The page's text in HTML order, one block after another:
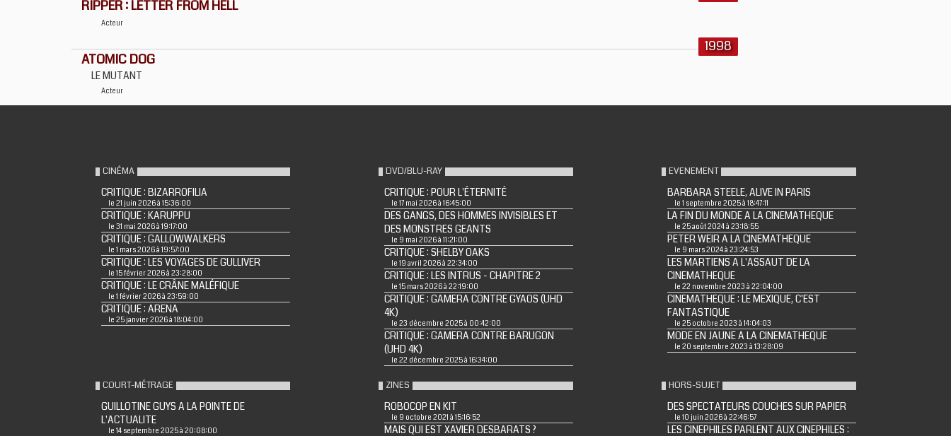
RIPPER : LETTER FROM HELL
Acteur
1998
ATOMIC DOG
LE MUTANT
Acteur
CINÉMA
CRITIQUE : BIZARROFILIA
le 21 juin 2026 à 15:36:00
CRITIQUE : KARUPPU
le 31 mai 2026 à 19:17:00
CRITIQUE : GALLOWWALKERS
le 1 mars 2026 à 19:57:00
CRITIQUE : LES VOYAGES DE GULLIVER
le 15 février 2026 à 23:28:00
CRITIQUE : LE CRÂNE MALÉFIQUE
le 1 février 2026 à 23:59:00
CRITIQUE : ARENA
le 25 janvier 2026 à 18:04:00
DVD/BLU-RAY
CRITIQUE : POUR L'ÉTERNITÉ
le 17 mai 2026 à 16:45:00
DES GANGS, DES HOMMES INVISIBLES ET
DES MONSTRES GEANTS
le 9 mai 2026 à 11:21:00
CRITIQUE : SHELBY OAKS
le 19 avril 2026 à 22:34:00
CRITIQUE : LES INTRUS - CHAPITRE 2
le 15 mars 2026 à 22:19:00
CRITIQUE : GAMERA CONTRE GYAOS (UHD
4K)
le 23 décembre 2025 à 00:42:00
CRITIQUE : GAMERA CONTRE BARUGON
(UHD 4K)
le 22 décembre 2025 à 16:34:00
EVENEMENT
BARBARA STEELE, ALIVE IN PARIS
le 1 septembre 2025 à 18:47:11
LA FIN DU MONDE A LA CINEMATHEQUE
le 25 août 2024 à 23:18:55
PETER WEIR A LA CINEMATHEQUE
le 9 mars 2024 à 23:24:53
LES MARTIENS A L'ASSAUT DE LA
CINEMATHEQUE
le 22 novembre 2023 à 22:04:00
CINEMATHEQUE : LE MEXIQUE, C'EST
FANTASTIQUE
le 25 octobre 2023 à 14:04:03
MODE EN JAUNE A LA CINEMATHEQUE
le 20 septembre 2023 à 13:28:09
COURT-MÉTRAGE
GUILLOTINE GUYS A LA POINTE DE
L'ACTUALITE
le 14 septembre 2025 à 20:08:00
ZINES
ROBOCOP EN KIT
le 9 octobre 2021 à 15:16:52
MAIS QUI EST XAVIER DESBARATS ?
HORS-SUJET
DES SPECTATEURS COUCHES SUR PAPIER
le 10 juin 2026 à 22:46:57
LES CINEPHILES PARLENT AUX CINEPHILES :